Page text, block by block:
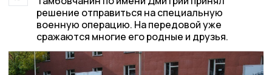
решение отправиться на специальную
военную операцию. На передовой уже
сражаются многие его родные и друзья.